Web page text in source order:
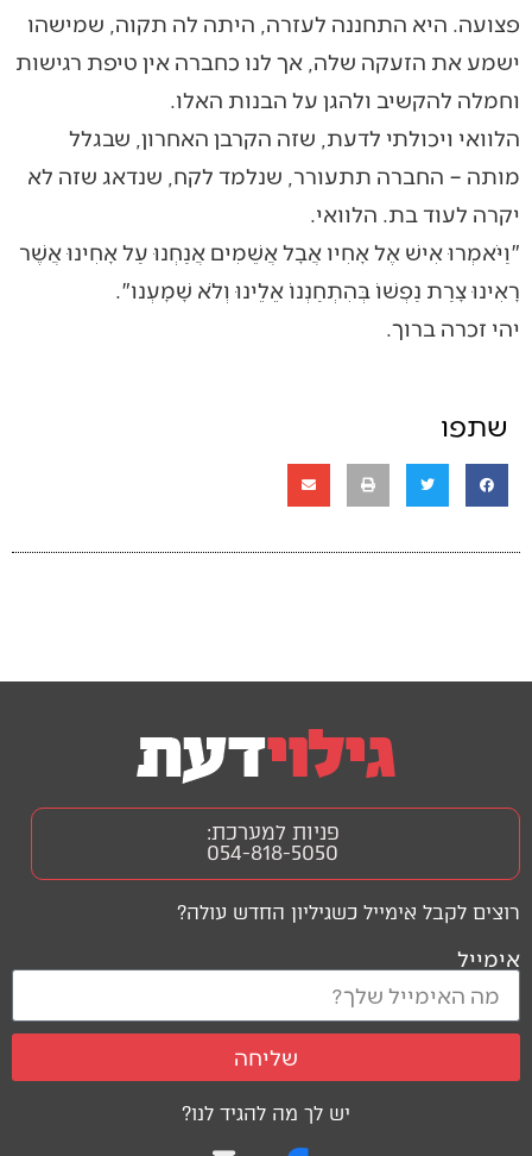
פצועה. היא התחננה לעזרה, היתה לה תקוה, שמישהו
ישמע את הזעקה שלה, אך לנו כחברה אין טיפת רגישות
וחמלה להקשיב ולהגן על הבנות האלו.
הלוואי ויכולתי לדעת, שזה הקרבן האחרון, שבגלל
מותה – החברה תתעורר, שנלמד לקח, שנדאג שזה לא
יקרה לעוד בת. הלוואי.
"וַיֹּאמְרוּ אִישׁ אֶל אָחִיו אֲבָל אֲשֵׁמִים אֲנַחְנוּ עַל אָחִינוּ אֲשֶׁר
רָאִינוּ צָרַת נַפְשׁוֹ בְּהִתְחַנְנוֹ אֵלֵינוּ וְלֹא שָׁמָעְנו".
יהי זכרה ברוך.
שתפו
יש לך מה להגיד לנו?
רוצים לקבל אימייל כשגיליון החדש עולה?
אימייל
שליחה
פניות למערכת:
054-818-5050